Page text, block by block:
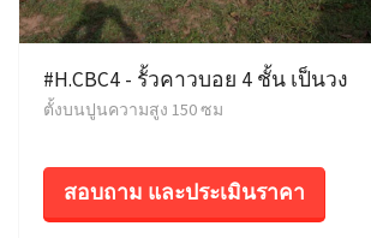
#H.CBC4 - รั้วคาวบอย 4 ชั้น เป็นวง
ตั้งบนปูนความสูง 150 ซม
สอบถาม และประเมินราคา